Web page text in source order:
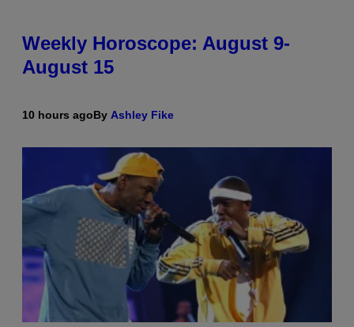
Weekly Horoscope: August 9-
August 15
10 hours agoBy Ashley Fike